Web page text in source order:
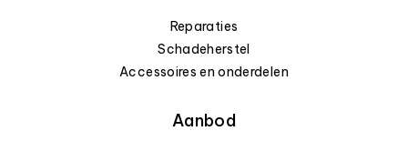
Reparaties
Schadeherstel
Accessoires en onderdelen
Aanbod